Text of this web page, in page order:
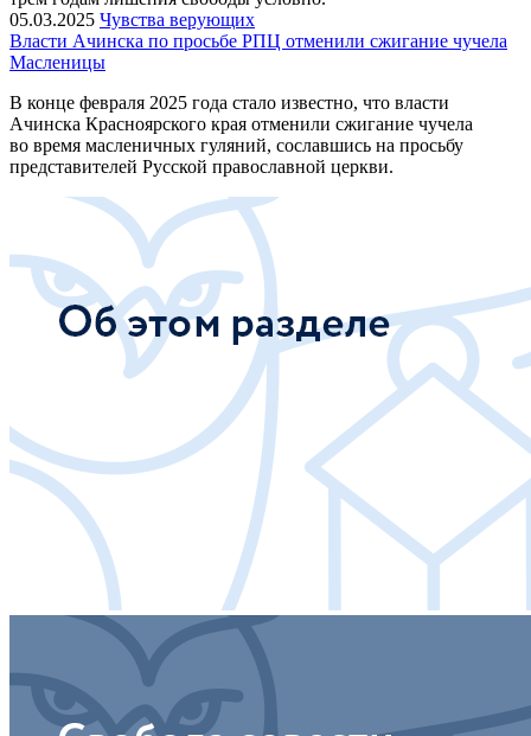
05.03.2025 Чувства верующих
Власти Ачинска по просьбе РПЦ отменили сжигание чучела
Масленицы
В конце февраля 2025 года стало известно, что власти
Ачинска Красноярского края отменили сжигание чучела
во время масленичных гуляний, сославшись на просьбу
представителей Русской православной церкви.